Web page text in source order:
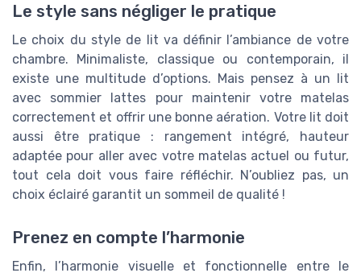
Le style sans négliger le pratique
Le choix du style de lit va définir l’ambiance de votre
chambre. Minimaliste, classique ou contemporain, il
existe une multitude d’options. Mais pensez à un lit
avec sommier lattes pour maintenir votre matelas
correctement et offrir une bonne aération. Votre lit doit
aussi être pratique : rangement intégré, hauteur
adaptée pour aller avec votre matelas actuel ou futur,
tout cela doit vous faire réfléchir. N’oubliez pas, un
choix éclairé garantit un sommeil de qualité !
Prenez en compte l’harmonie
Enfin, l’harmonie visuelle et fonctionnelle entre le